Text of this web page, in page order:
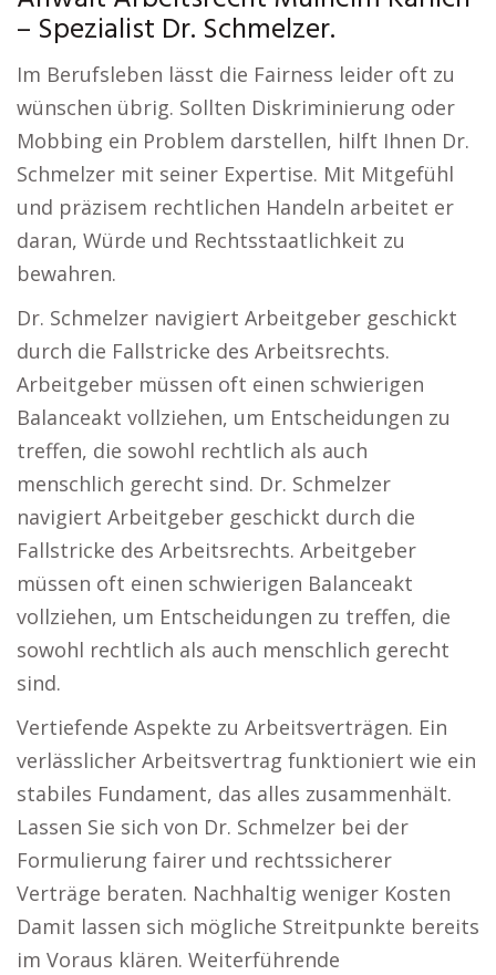
– Spezialist Dr. Schmelzer.
Im Berufsleben lässt die Fairness leider oft zu
wünschen übrig. Sollten Diskriminierung oder
Mobbing ein Problem darstellen, hilft Ihnen Dr.
Schmelzer mit seiner Expertise. Mit Mitgefühl
und präzisem rechtlichen Handeln arbeitet er
daran, Würde und Rechtsstaatlichkeit zu
bewahren.
Dr. Schmelzer navigiert Arbeitgeber geschickt
durch die Fallstricke des Arbeitsrechts.
Arbeitgeber müssen oft einen schwierigen
Balanceakt vollziehen, um Entscheidungen zu
treffen, die sowohl rechtlich als auch
menschlich gerecht sind. Dr. Schmelzer
navigiert Arbeitgeber geschickt durch die
Fallstricke des Arbeitsrechts. Arbeitgeber
müssen oft einen schwierigen Balanceakt
vollziehen, um Entscheidungen zu treffen, die
sowohl rechtlich als auch menschlich gerecht
sind.
Vertiefende Aspekte zu Arbeitsverträgen. Ein
verlässlicher Arbeitsvertrag funktioniert wie ein
stabiles Fundament, das alles zusammenhält.
Lassen Sie sich von Dr. Schmelzer bei der
Formulierung fairer und rechtssicherer
Verträge beraten. Nachhaltig weniger Kosten
Damit lassen sich mögliche Streitpunkte bereits
im Voraus klären. Weiterführende